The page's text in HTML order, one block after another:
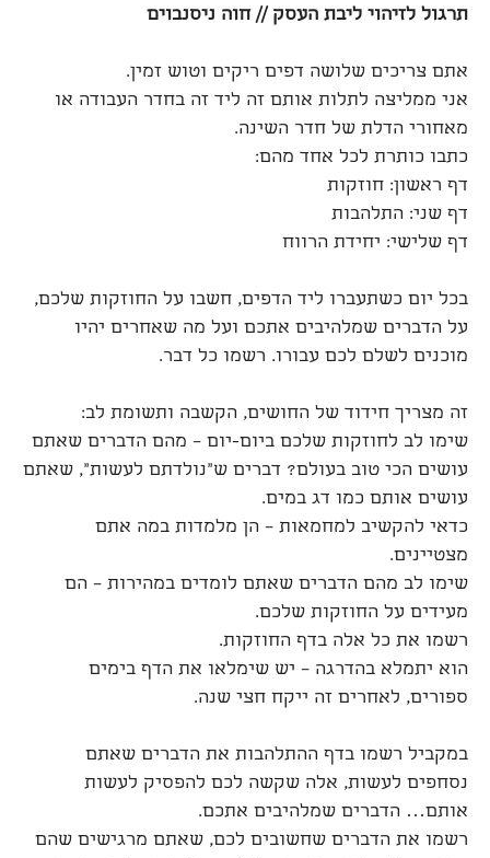
תרגול לזיהוי ליבת העסק // חוה ניסנבוים
אתם צריכים שלושה דפים ריקים וטוש זמין.
אני ממליצה לתלות אותם זה ליד זה בחדר העבודה או
מאחורי הדלת של חדר השינה.
כתבו כותרת לכל אחד מהם:
דף ראשון: חוזקות
דף שני: התלהבות
דף שלישי: יחידת הרווח
בכל יום כשתעברו ליד הדפים, חשבו על החוזקות שלכם,
על הדברים שמלהיבים אתכם ועל מה שאחרים יהיו
מוכנים לשלם לכם עבורו. רשמו כל דבר.
זה מצריך חידוד של החושים, הקשבה ותשומת לב:
שימו לב לחוזקות שלכם ביום-יום – מהם הדברים שאתם
עושים הכי טוב בעולם? דברים ש"נולדתם לעשות", שאתם
עושים אותם כמו דג במים.
כדאי להקשיב למחמאות – הן מלמדות במה אתם
מצטיינים.
שימו לב מהם הדברים שאתם לומדים במהירות – הם
מעידים על החוזקות שלכם.
רשמו את כל אלה בדף החוזקות.
הוא יתמלא בהדרגה – יש שימלאו את הדף בימים
ספורים, לאחרים זה ייקח חצי שנה.
במקביל רשמו בדף ההתלהבות את הדברים שאתם
נסחפים לעשות, אלה שקשה לכם להפסיק לעשות
אותם… הדברים שמלהיבים אתכם.
רשמו את הדברים שחשובים לכם, שאתם מרגישים שהם